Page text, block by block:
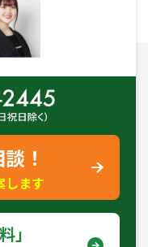
！
します
｣